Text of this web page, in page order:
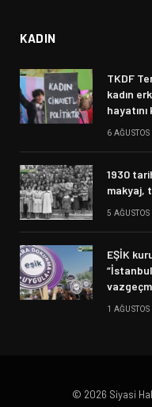
KADIN
TKDF
kadın
6
1930
makyaj,
5
EŞİK
1
© 2026 Siyasi